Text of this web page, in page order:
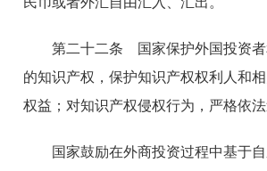
第二十二条 国家保护外国投资者
的知识产权，保护知识产权权利人和
权益；对知识产权侵权行为，严格依法
国家鼓励在外商投资过程中基于